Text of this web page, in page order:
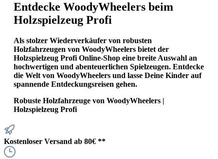
Entdecke WoodyWheelers beim
Holzspielzeug Profi
Als stolzer Wiederverkäufer von robusten
Holzfahrzeugen von WoodyWheelers bietet der
Holzspielzeug Profi Online-Shop eine breite Auswahl an
hochwertigen und abenteuerlichen Spielzeugen. Entdecke
die Welt von WoodyWheelers und lasse Deine Kinder auf
spannende Entdeckungsreisen gehen.
Robuste Holzfahrzeuge von WoodyWheelers |
Holzspielzeug Profi
Kostenloser Versand ab 80€ **